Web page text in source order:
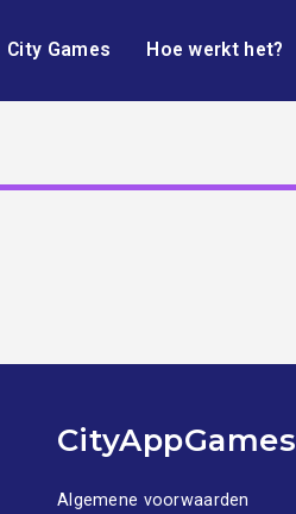
City Games Hoe werkt het?
CityAppGames
Algemene voorwaarden